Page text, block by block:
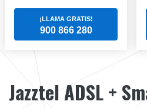
¡LLAMA GRATIS!
900 866 280
Jazztel ADSL +